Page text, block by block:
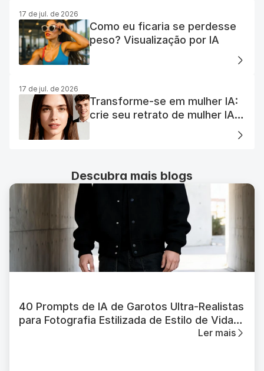
17 de jul. de 2026
Como eu ficaria se perdesse
peso? Visualização por IA
17 de jul. de 2026
Transforme-se em mulher IA:
crie seu retrato de mulher IA
Descubra mais blogs
40 Prompts de IA de Garotos Ultra-Realistas
para Fotografia Estilizada de Estilo de Vida
Ler mais